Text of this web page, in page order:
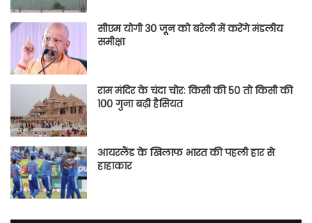
सीएम योगी 30 जून को बरेली में करेंगे मंडलीय
समीक्षा
राम मंदिर के चंदा चोर: किसी की 50 तो किसी की
100 गुना बढ़ी हैसियत
आयरलैंड के खिलाफ भारत की पहली हार से
हाहाकार